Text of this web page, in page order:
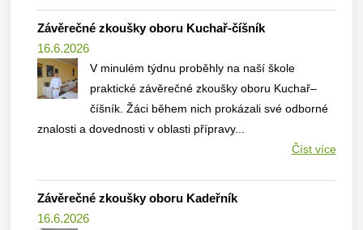
Závěrečné zkoušky oboru Kuchař-číšník
16.6.2026
V minulém týdnu proběhly na naší škole
praktické závěrečné zkoušky oboru Kuchař–
číšník. Žáci během nich prokázali své odborné
znalosti a dovednosti v oblasti přípravy...
Číst více
Závěrečné zkoušky oboru Kadeřník
16.6.2026